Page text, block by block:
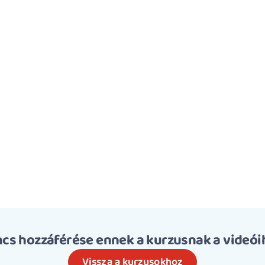
hozzáférése ennek a kurzusnak a